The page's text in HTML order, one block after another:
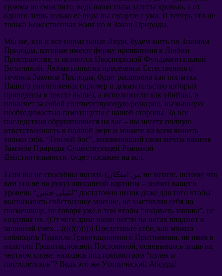
грамма не смыслите, ведь ваши глаза залиты кровью, а от
одного лишь только ее вида вы сходите с ума. И теперь это не
только Божественная Воля но и Закон Природы.
Мы же, как и все нормальные Люди, будем жить по Законам
Природы, которые имеют форму проявления в Любом
Пространстве, и являются Неоспоримой Фундаментальной
Величиной. Любая попытка пресечения Естественного
течения Законов Природы, будет расценена как попытка
Нашего уничтожения (пример и доказательство которых
приведены в тексте выше), а исполнители как убийцы, и
повлечет за собой соответствующую реакцию, вызванную
необходимостью самозащиты с нашей стороны. За все
последствия обрушившиеся на вас – вы несете полную
ответственность в полной мере и можете во всем винить
только себя. “Гнилой бог”, возомнивший свои мечты важнее
Законов Природы Существующей Реальной
Действительности, будет посажен на кол.
Если вы не способны понять (پر, امڪان, не хотите, потому что
вам это не на руку) описанной картины – значит вашего
уровень
“انٽيلي جنس” достаточно низок даже для того чтобы
высказывать собственное мнение, не выставляя себя на
посмешище, не говоря уже о том чтобы “издавать законы”, не
создавая их. (От чего даже наши ногти на ногах впадают в
заливной смех…((((((:)))))) Представьте себе, как можно
соблюдать Правило Гравитационного Притяжения, не имея в
наличии Гравитационной Постоянной, основываясь лишь на
честном слове, находясь под присмотром “пулек и
пистолетиков”? Ведь это же Утопический Абсурд!